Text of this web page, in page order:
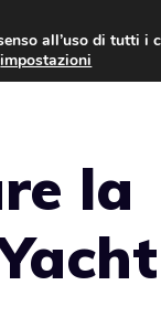
& NORMATIVE
la
all’uso di tutti i
impostazioni